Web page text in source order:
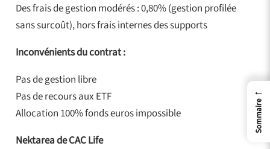
Des frais de gestion modérés : 0,80% (gestion profilée
sans surcoût), hors frais internes des supports
Inconvénients du contrat :
Pas de gestion libre
Pas de recours aux ETF
Allocation 100% fonds euros impossible
Nektarea de CAC Life
←
Sommaire